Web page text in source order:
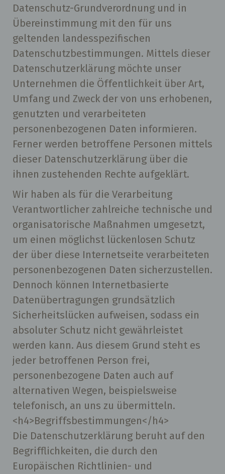
Datenschutz-Grundverordnung und in
Übereinstimmung mit den für uns
geltenden landesspezifischen
Datenschutzbestimmungen. Mittels dieser
Datenschutzerklärung möchte unser
Unternehmen die Öffentlichkeit über Art,
Umfang und Zweck der von uns erhobenen,
genutzten und verarbeiteten
personenbezogenen Daten informieren.
Ferner werden betroffene Personen mittels
dieser Datenschutzerklärung über die
ihnen zustehenden Rechte aufgeklärt.
Wir haben als für die Verarbeitung
Verantwortlicher zahlreiche technische und
organisatorische Maßnahmen umgesetzt,
um einen möglichst lückenlosen Schutz
der über diese Internetseite verarbeiteten
personenbezogenen Daten sicherzustellen.
Dennoch können Internetbasierte
Datenübertragungen grundsätzlich
Sicherheitslücken aufweisen, sodass ein
absoluter Schutz nicht gewährleistet
werden kann. Aus diesem Grund steht es
jeder betroffenen Person frei,
personenbezogene Daten auch auf
alternativen Wegen, beispielsweise
telefonisch, an uns zu übermitteln.
<h4>Begriffsbestimmungen</h4>
Die Datenschutzerklärung beruht auf den
Begrifflichkeiten, die durch den
Europäischen Richtlinien- und